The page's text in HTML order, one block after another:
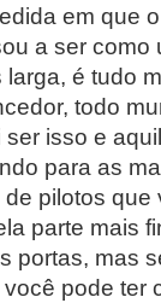
em que
a ser como
é tudo
todo
isso e
para as
pilotos que
parte mais
portas, mas
pode ter